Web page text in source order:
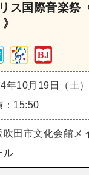
ス国際音楽祭
年10月19日（土）
：15:50
吹田市文化会館メ
ル